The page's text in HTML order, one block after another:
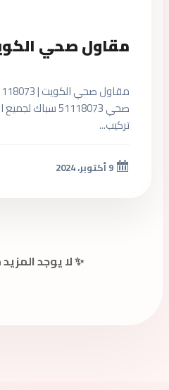
مقاول صحي
صحي 51118073
تركيب...
✨ لا يوجد